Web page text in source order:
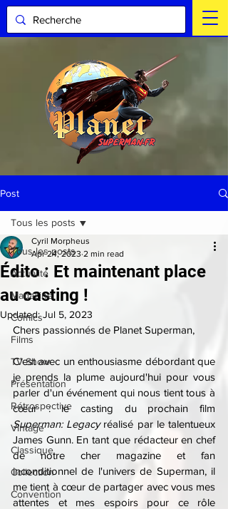
Post
Tous les posts
Actualité
Magazine
Comics
Films
TV Show
Présentation
Rétrospective
Vintage
Classique
Collection
Convention
Tous les posts
Édito : Et maintenant place
au casting !
Cyril Morpheus
Apr 24, 2023 2 min read
Updated:Jul 5, 2023
Chers passionnés de Planet Superman,
C'est avec un enthousiasme débordant que
je prends la plume aujourd'hui pour vous
parler d'un événement qui nous tient tous à
Superman: Legacy réalisé par le talentueux
James Gunn. En tant que rédacteur en chef
de notre cher magazine et fan
inconditionnel de l'univers de Superman, il
me tient à cœur de partager avec vous mes
attentes et mes espoirs pour ce rôle